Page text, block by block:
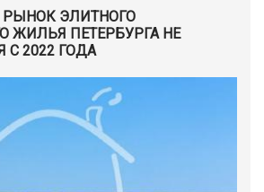
ЭЛИТНОГО
ЖИЛЬЯ ПЕТЕРБУРГА НЕ
2022 ГОДА